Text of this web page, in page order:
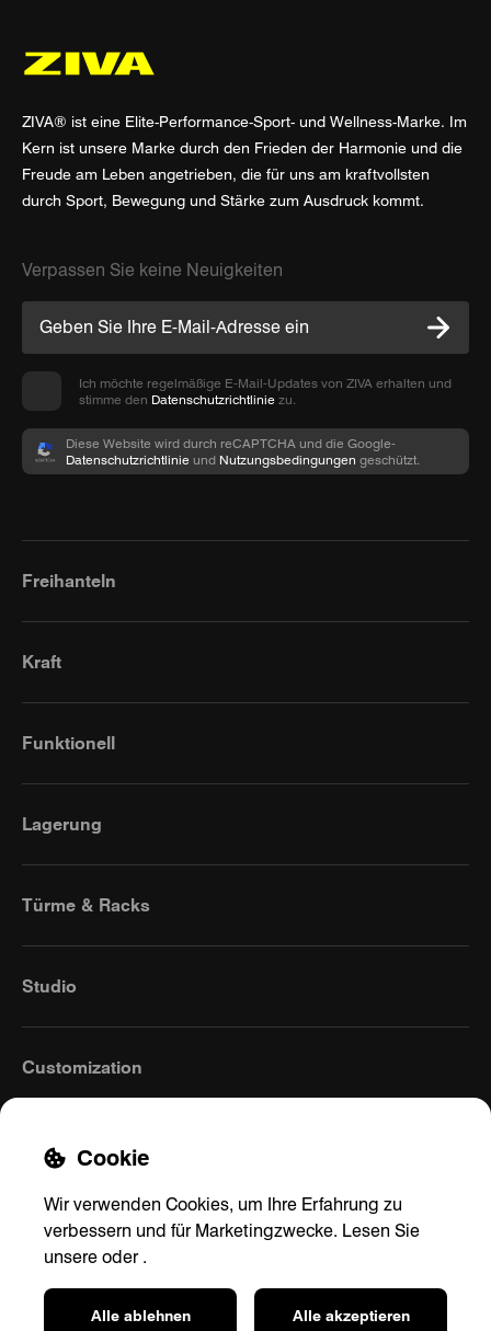
ZIVA® ist eine Elite-Performance-Sport- und Wellness-Marke. Im
Kern ist unsere Marke durch den Frieden der Harmonie und die
Freude am Leben angetrieben, die für uns am kraftvollsten
durch Sport, Bewegung und Stärke zum Ausdruck kommt.
Verpassen Sie keine Neuigkeiten
Ich möchte regelmäßige E-Mail-Updates von ZIVA erhalten und
stimme den Datenschutzrichtlinie zu.
Diese Website wird durch reCAPTCHA und die Google-
Datenschutzrichtlinie und Nutzungsbedingungen geschützt.
Freihanteln
Kraft
Funktionell
Lagerung
Türme & Racks
Studio
Customization
Germany(German)
Datenschutzrichtlinie
Versand & Rücksendungen
Cookie
Wir verwenden Cookies, um Ihre Erfahrung zu
verbessern und für Marketingzwecke. Lesen Sie
unsere oder .
Alle ablehnen Alle akzeptieren